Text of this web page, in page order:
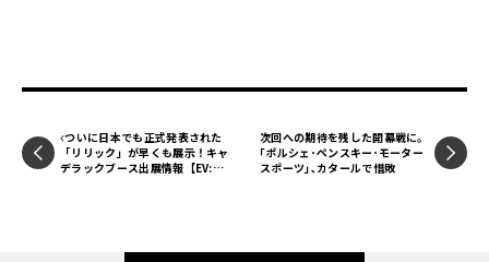
ついに日本でも正式発表された
「リリック」が早くも展示！キャ
デラックブース出展情報【EV:LI
次回への期待を残した開幕戦に｡
｢ポルシェ･ペンスキー･モーター
スポーツ｣､カタールで惜敗